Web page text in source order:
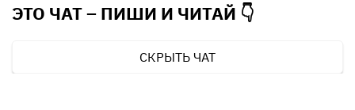
ЭТО ЧАТ – ПИШИ И ЧИТАЙ 👇
СКРЫТЬ ЧАТ